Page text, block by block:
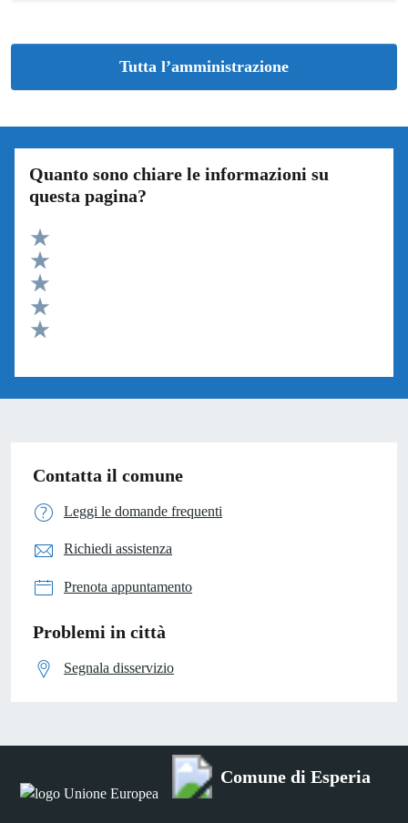
Tutta l’amministrazione
Quanto sono chiare le informazioni su
questa pagina?
Valuta 5 stelle su 5
Valuta 4 stelle su 5
Valuta 3 stelle su 5
Valuta 2 stelle su 5
Contatta il comune
Leggi le domande frequenti
Richiedi assistenza
Prenota appuntamento
Problemi in città
Segnala disservizio
Comune di Esperia